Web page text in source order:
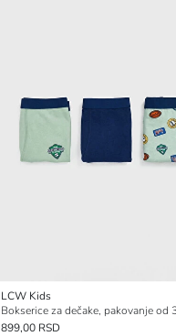
LCW Kids
899,00 RSD